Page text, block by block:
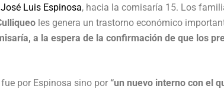
Luis Espinosa, hacia la comisaría 15. Los
les genera un trastorno económico
a la espera de la confirmación de que los
por Espinosa sino por “un nuevo interno con el